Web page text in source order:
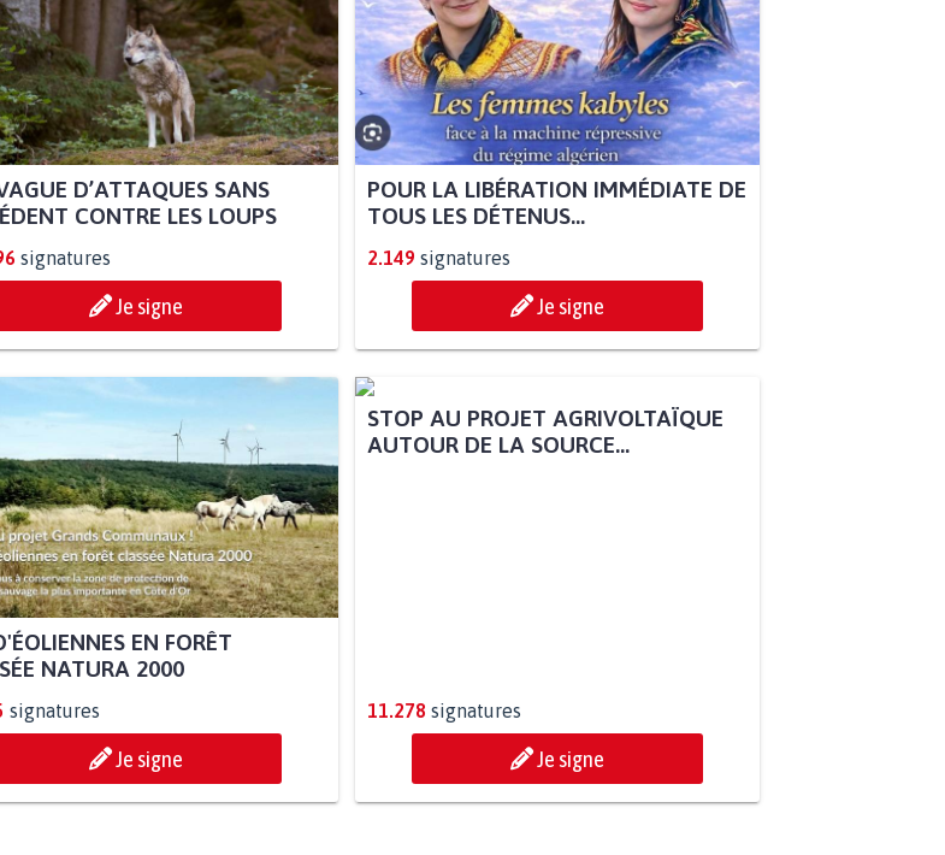
D’ATTAQUES SANS
CONTRE LES LOUPS
signatures
Je signe
POUR LA LIBÉRATION IMMÉDIATE DE
TOUS LES DÉTENUS...
2.149 signatures
Je signe
EN FORÊT
NATURA 2000
signatures
Je signe
11.278 signatures
Je signe